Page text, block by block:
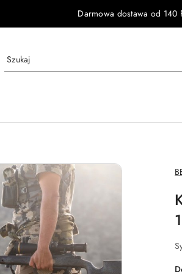
Darmowa dostawa od 140